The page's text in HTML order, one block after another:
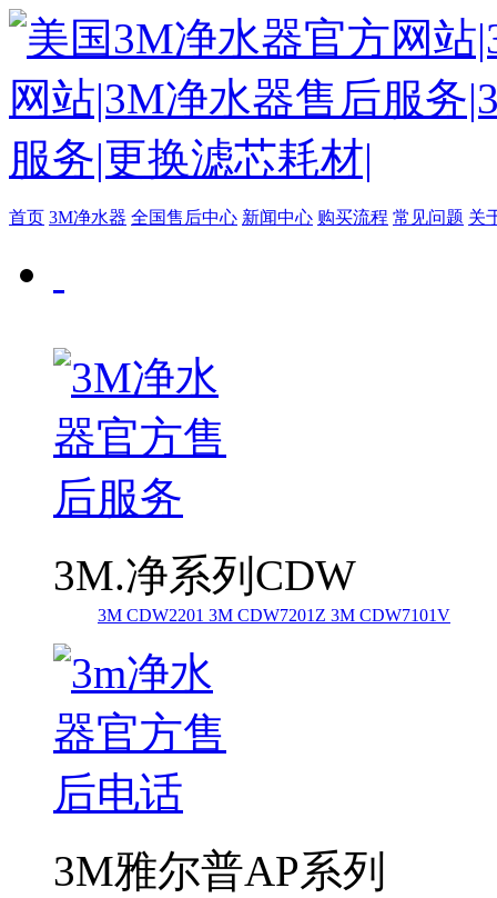
首页 3M净水器 全国售后中心 新闻中心 购买流程 常见问题 关
3M.净系列CDW
3M CDW2201 3M CDW7201Z 3M CDW7101V
3M雅尔普AP系列